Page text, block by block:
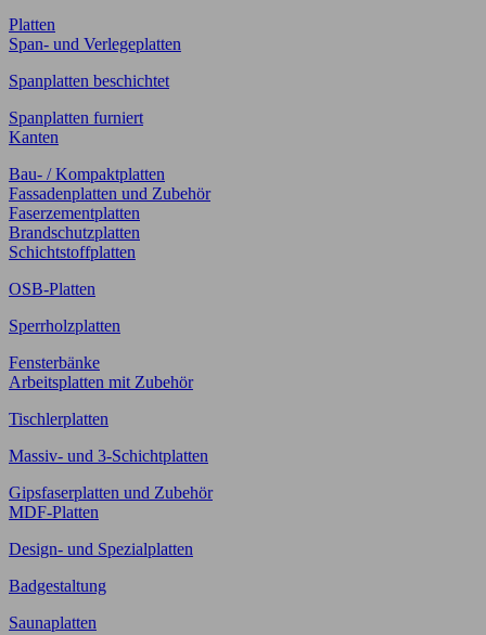
Platten
Span- und Verlegeplatten
Spanplatten beschichtet
Spanplatten furniert
Kanten
Bau- / Kompaktplatten
Fassadenplatten und Zubehör
Faserzementplatten
Brandschutzplatten
Schichtstoffplatten
OSB-Platten
Sperrholzplatten
Fensterbänke
Arbeitsplatten mit Zubehör
Tischlerplatten
Massiv- und 3-Schichtplatten
Gipsfaserplatten und Zubehör
MDF-Platten
Design- und Spezialplatten
Badgestaltung
Saunaplatten